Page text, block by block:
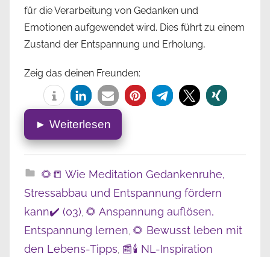
für die Verarbeitung von Gedanken und
Emotionen aufgewendet wird. Dies führt zu einem
Zustand der Entspannung und Erholung,
Zeig das deinen Freunden:
► Weiterlesen
🌻📒 Wie Meditation Gedankenruhe,
Stressabbau und Entspannung fördern
kann✔️ (03) 🌻 Anspannung auflösen,
Entspannung lernen 🌻 Bewusst leben mit
den Lebens-Tipps 📰🕯️ NL-Inspiration